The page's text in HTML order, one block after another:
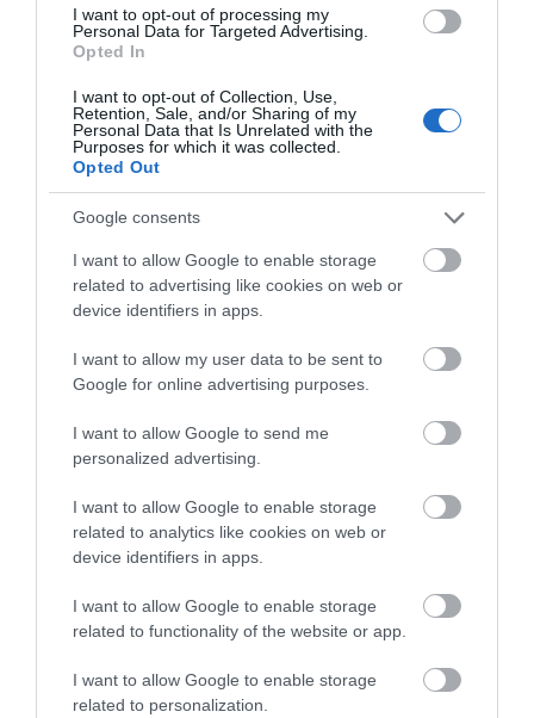
I want to opt-out of processing my
Personal Data for Targeted Advertising.
Opted In
I want to opt-out of Collection, Use,
Retention, Sale, and/or Sharing of my
Personal Data that Is Unrelated with the
Purposes for which it was collected.
Opted Out
Google consents
I want to allow Google to enable storage
related to advertising like cookies on web or
device identifiers in apps.
I want to allow my user data to be sent to
Google for online advertising purposes.
I want to allow Google to send me
personalized advertising.
I want to allow Google to enable storage
related to analytics like cookies on web or
device identifiers in apps.
I want to allow Google to enable storage
related to functionality of the website or app.
I want to allow Google to enable storage
related to personalization.
10.08.2026 | 12:00
Αυτά τα σχολεία αναβαθμίζονται
στην Εύβοια – Τι έργα γίνονται –
Δείτε εικόνες
10.08.2026 | 11:40
Αύγουστος στην Εύβοια: Τι θα
χωριού
10.08.2026 | 11:20
Η Λίμνη Ευβοίας γίνεται σημείο
συνάντησης των γεύσεων της
Στερεάς Ελλάδας
10.08.2026 | 11:00
μωβ- ροζ το δημαρχείο στην
παραλία
10.08.2026 | 10:40
Έκτακτη διακοπή νερού στους
Ωρεούς Ευβοίας
Όλες οι τελευταίες ειδήσεις
Λίζα που τίμησε ο
δήμαρχος Ιστιαίας
500.000 € για την